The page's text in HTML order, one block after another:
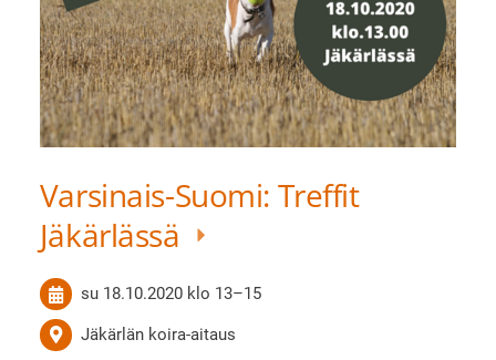
Varsinais-Suomi: Treffit
Jäkärlässä
su 18.10.2020 klo 13–15
Jäkärlän koira-aitaus